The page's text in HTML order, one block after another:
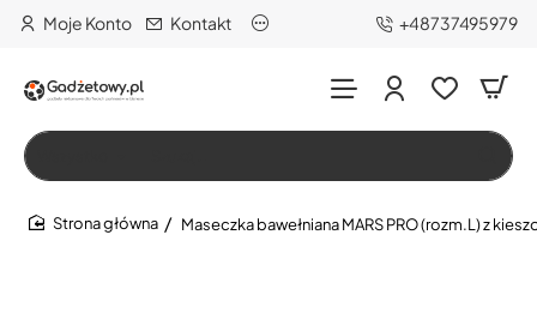
Moje Konto Kontakt +48737495979
Szukaj…
Maseczka bawełniana MARS PRO (rozm.L) z